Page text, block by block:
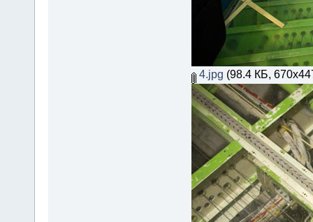
4.jpg (98.4 КБ,